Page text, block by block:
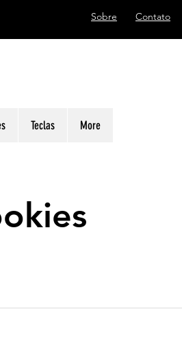
Sobre Contato
Teclas More